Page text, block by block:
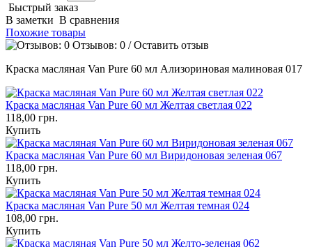
Быстрый заказ
В заметки В сравнения
Похожие товары
Отзывов: 0 /Оставить отзыв
Краска масляная Van Pure 60 мл Ализориновая малиновая 017
Краска масляная Van Pure 60 мл Желтая светлая 022
118,00 грн.
Купить
Краска масляная Van Pure 60 мл Виридоновая зеленая 067
118,00 грн.
Купить
Краска масляная Van Pure 50 мл Желтая темная 024
108,00 грн.
Купить